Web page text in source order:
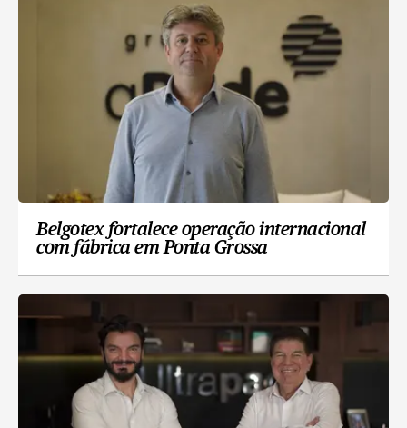
Belgotex fortalece operação internacional
com fábrica em Ponta Grossa